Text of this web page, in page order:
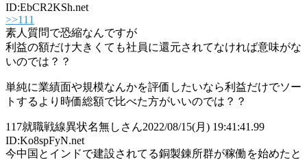
ID:EbCR2KSh.net
>>111
素人質問で恐縮なんですが
利益の額だけ大きくても社員に還元されてなければ意味がな
いのでは？？
単純に業績面や規模なんかを評価したいなら利益だけでソー
トするより時価総額で比べた方がいいのでは？？
117就職戦線異状名無しさん2022/08/15(月) 19:41:41.99
ID:Ko8spFyN.net
今中国とインドで建設されてる銅製錬所群が稼働を始めたと